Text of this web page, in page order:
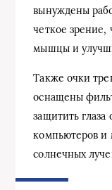
вынуждены
четкое зрение,
мышцы и
Также очки
оснащены
защитить глаза
компьютеров и
солнечных